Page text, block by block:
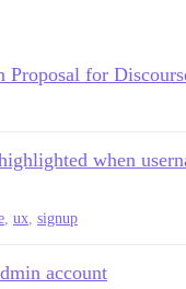
Proposal for
when
ux signup
account